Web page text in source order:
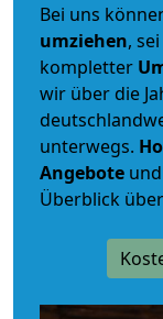
Bei uns
umziehen,
kompletter
wir über die
unterwegs.
Angebote
Überblick